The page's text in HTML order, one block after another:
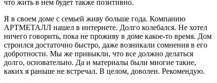
что жить в нем будет также позитивно.
Я в своем доме с семьей живу больше года. Компанию
АРТМЕТАЛЛ нашел в интернете. Долго колебался. Не хотел
ничего говорить, пока не проживу в доме какое-то время. Дом
строился достаточно быстро, даже возникали сомнения в его
добротности. Мы же привыкли, что все должно делаться
долго, основательно. Да и материалы были многие такие,
каких я раньше не встречал. В целом, доволен. Рекомендую.